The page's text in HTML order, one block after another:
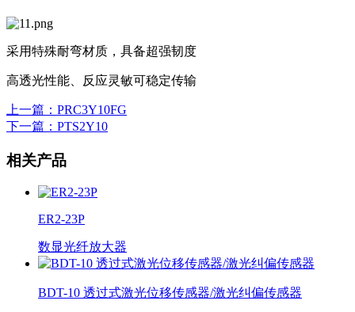
采用特殊耐弯材质，具备超强韧度
高透光性能、反应灵敏可稳定传输
上一篇 ：PRC3Y10FG
下一篇 ：PTS2Y10
相关产品
ER2-23P
数显光纤放大器
BDT-10 透过式激光位移传感器/激光纠偏传感器